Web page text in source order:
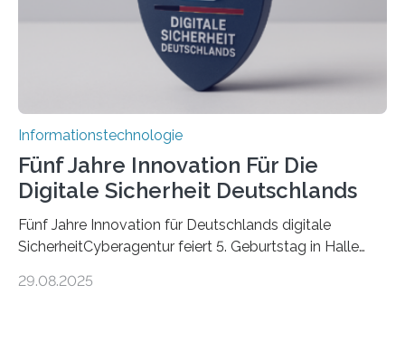
Informationstechnologie
Fünf Jahre Innovation Für Die
Digitale Sicherheit Deutschlands
Fünf Jahre Innovation für Deutschlands digitale
SicherheitCyberagentur feiert 5. Geburtstag in Halle
ErfolgeDie Agentur für Innovation in der
29.08.2025